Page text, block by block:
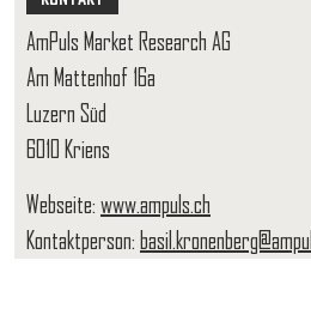
AmPuls Market Research AG
Am Mattenhof 16a
Luzern Süd
6010 Kriens
Webseite: www.ampuls.ch
Kontaktperson: